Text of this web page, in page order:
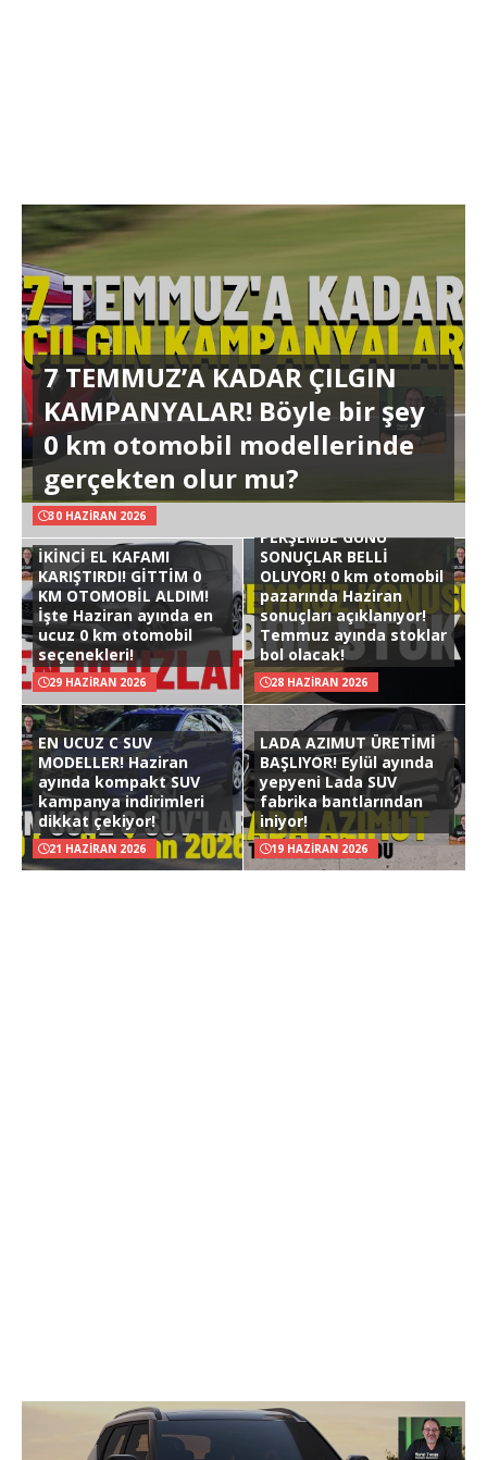
7 TEMMUZ’A KADAR ÇILGIN
KAMPANYALAR! Böyle bir şey
0 km otomobil modellerinde
gerçekten olur mu?
30 HAZIRAN 2026
İKİNCİ EL KAFAMI
KARIŞTIRDI! GİTTİM 0
KM OTOMOBİL ALDIM!
İşte Haziran ayında en
ucuz 0 km otomobil
seçenekleri!
29 HAZIRAN 2026
PERŞEMBE GÜNÜ
SONUÇLAR BELLİ
OLUYOR! 0 km otomobil
pazarında Haziran
sonuçları açıklanıyor!
Temmuz ayında stoklar
bol olacak!
28 HAZIRAN 2026
EN UCUZ C SUV
MODELLER! Haziran
ayında kompakt SUV
kampanya indirimleri
dikkat çekiyor!
21 HAZIRAN 2026
LADA AZIMUT ÜRETİMİ
BAŞLIYOR! Eylül ayında
yepyeni Lada SUV
fabrika bantlarından
iniyor!
19 HAZIRAN 2026